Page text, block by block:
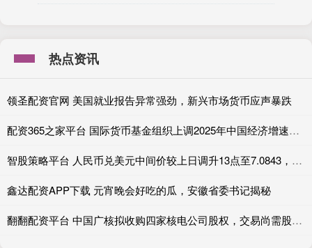
热点资讯
领圣配资官网 美国就业报告异常强劲，新兴市场货币应声暴跌
配资365之家平台 国际货币基金组织上调2025年中国经济增速预期
智股策略平台 人民币兑美元中间价较上日调升13点至7.0843，升值至2024年10月15日以来最高！
鑫达配资APP下载 元宵晚会好吃的瓜，安徽省委书记揭秘
翻翻配资平台 中国广核拟收购四家核电公司股权，交易尚需股东会批准